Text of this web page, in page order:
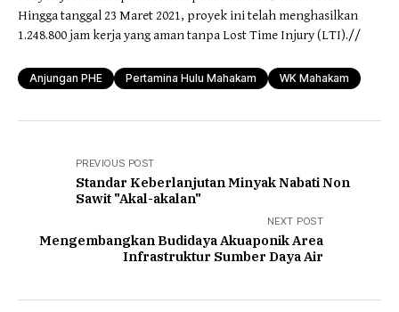
Hingga tanggal 23 Maret 2021, proyek ini telah menghasilkan
1.248.800 jam kerja yang aman tanpa Lost Time Injury (LTI).//
Anjungan PHE Pertamina Hulu Mahakam WK Mahakam
PREVIOUS POST
Standar Keberlanjutan Minyak Nabati Non
Sawit "Akal-akalan"
NEXT POST
Mengembangkan Budidaya Akuaponik Area
Infrastruktur Sumber Daya Air